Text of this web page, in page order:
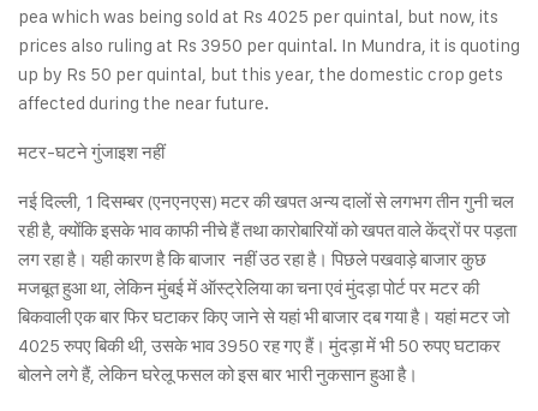
pea which was being sold at Rs 4025 per quintal, but now, its
prices also ruling at Rs 3950 per quintal. In Mundra, it is quoting
up by Rs 50 per quintal, but this year, the domestic crop gets
affected during the near future.
मटर-घटने गुंजाइश नहीं
नई दिल्ली, 1 दिसम्बर (एनएनएस) मटर की खपत अन्य दालों से लगभग तीन गुनी चल
रही है, क्योंकि इसके भाव काफी नीचे हैं तथा कारोबारियों को खपत वाले केंद्रों पर पड़ता
लग रहा है। यही कारण है कि बाजार नहीं उठ रहा है। पिछले पखवाड़े बाजार कुछ
मजबूत हुआ था, लेकिन मुंबई में ऑस्ट्रेलिया का चना एवं मुंदड़ा पोर्ट पर मटर की
बिकवाली एक बार फिर घटाकर किए जाने से यहां भी बाजार दब गया है। यहां मटर जो
4025 रुपए बिकी थी, उसके भाव 3950 रह गए हैं। मुंदड़ा में भी 50 रुपए घटाकर
बोलने लगे हैं, लेकिन घरेलू फसल को इस बार भारी नुकसान हुआ है।